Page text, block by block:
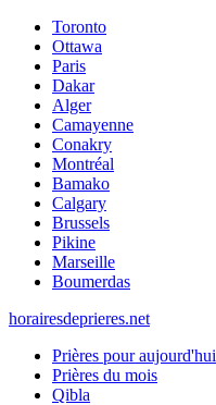
Toronto
Ottawa
Paris
Dakar
Alger
Camayenne
Conakry
Montréal
Bamako
Calgary
Brussels
Pikine
Marseille
Boumerdas
horairesdeprieres.net
Prières pour aujourd'hui
Prières du mois
Qibla